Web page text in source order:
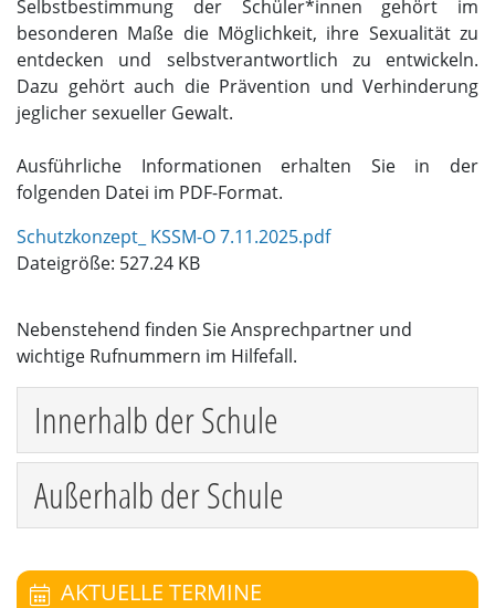
Selbstbestimmung der Schüler*innen gehört im
besonderen Maße die Möglichkeit, ihre Sexualität zu
entdecken und selbstverantwortlich zu entwickeln.
Dazu gehört auch die Prävention und Verhinderung
jeglicher sexueller Gewalt.
Ausführliche Informationen erhalten Sie in der
folgenden Datei im PDF-Format.
Schutzkonzept_ KSSM-O 7.11.2025.pdf
Dateigröße: 527.24 KB
Nebenstehend finden Sie Ansprechpartner und
wichtige Rufnummern im Hilfefall.
Innerhalb der Schule
Außerhalb der Schule
AKTUELLE TERMINE